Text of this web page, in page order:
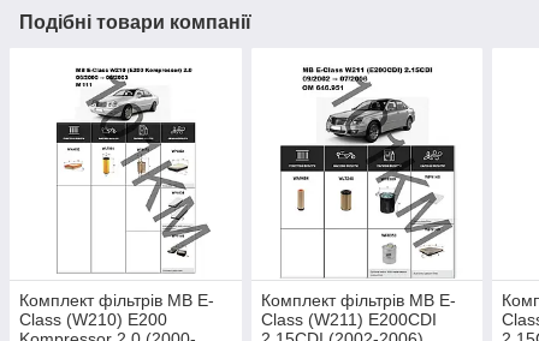
Подібні товари компанії
Комплект фільтрів MB E-
Class (W210) E200
Комплект фільтрів MB E-
Class (W211) E200CDI